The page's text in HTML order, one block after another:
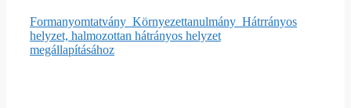
Formanyomtatvány_Környezettanulmány_Hátrrányos
helyzet, halmozottan hátrányos helyzet
megállapításához